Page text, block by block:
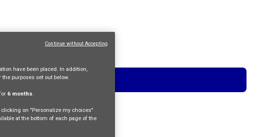
have been placed. In addition,
purposes set out below.
6 months.
on "Personalize my choices"
at the bottom of each page of the
Continue without Accepting